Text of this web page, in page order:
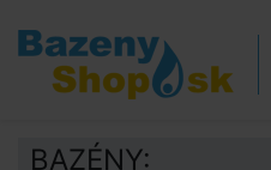
Prejsť na obsah
Prejsť k bočnému stĺpci
Klávesové skratky
BAZÉNY: